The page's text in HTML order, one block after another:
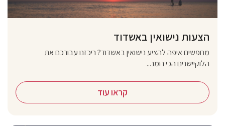
הצעות נישואין באשדוד
מחפשים איפה להציע נישואין באשדוד? ריכזנו עבורכם את
הלוקיישנים הכי רומנ...
קראו עוד